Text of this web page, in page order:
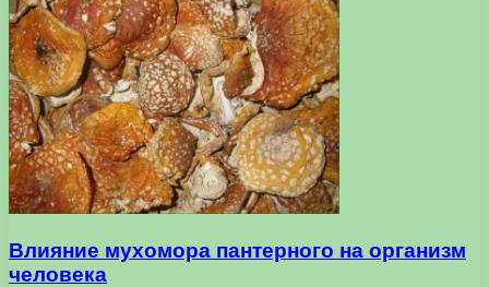
Влияние мухомора пантерного на организм
человека